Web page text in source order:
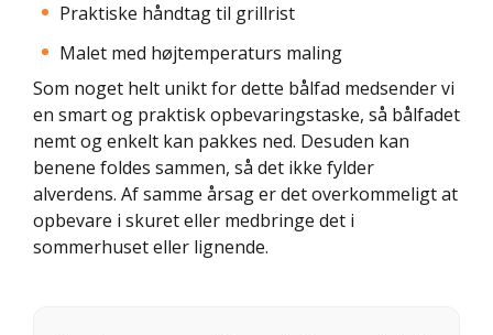
Praktiske håndtag til grillrist
Malet med højtemperaturs maling
Som noget helt unikt for dette bålfad medsender vi
en smart og praktisk opbevaringstaske, så bålfadet
nemt og enkelt kan pakkes ned. Desuden kan
benene foldes sammen, så det ikke fylder
alverdens. Af samme årsag er det overkommeligt at
opbevare i skuret eller medbringe det i
sommerhuset eller lignende.